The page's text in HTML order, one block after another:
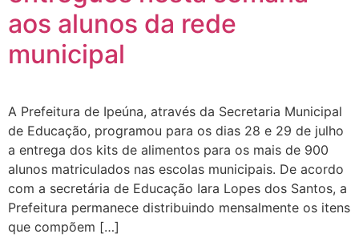
aos alunos da rede
municipal
A Prefeitura de Ipeúna, através da Secretaria Municipal
de Educação, programou para os dias 28 e 29 de julho
a entrega dos kits de alimentos para os mais de 900
alunos matriculados nas escolas municipais. De acordo
com a secretária de Educação Iara Lopes dos Santos, a
Prefeitura permanece distribuindo mensalmente os itens
que compõem […]